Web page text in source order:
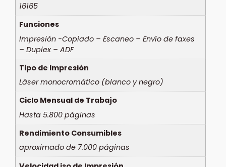
16165
Funciones
Impresión -Copiado – Escaneo – Envío de faxes
– Duplex – ADF
Tipo de Impresión
Láser monocromático (blanco y negro)
Ciclo Mensual de Trabajo
Hasta 5.800 páginas
Rendimiento Consumibles
aproximado de 7.000 páginas